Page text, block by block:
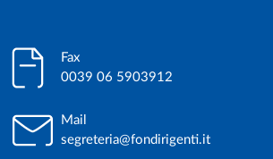
Fax
0039 06 5903912
Mail
segreteria@fondirigenti.it